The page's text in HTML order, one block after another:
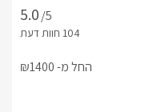
/5
החל מ- ₪1400